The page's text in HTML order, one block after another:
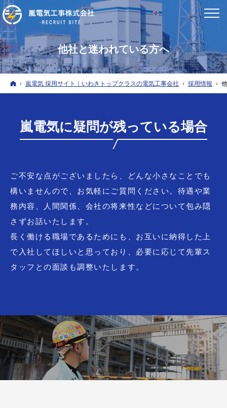
他社と迷われている方へ
ホーム
嵐電気 採用サイト｜いわきトップクラスの電気工事会社 採用情報
嵐電気に疑問が残っている場合
ご不安な点がございましたら、どんな小さなことでも
構いませんので、お気軽にご質問ください。待遇や業
務内容、人間関係、会社の将来性などについて包み隠
さずお話いたします。
長く働ける職場であるためにも、お互いに納得した上
で入社してほしいと思っており、必要に応じて先輩ス
タッフとの面談も調整いたします。